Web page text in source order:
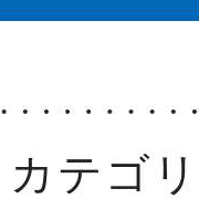
カテゴ